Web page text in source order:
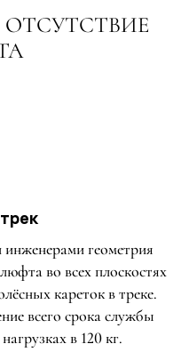
инженерами геометрия
во всех плоскостях
кареток в треке.
всего срока службы
в 120 кг.